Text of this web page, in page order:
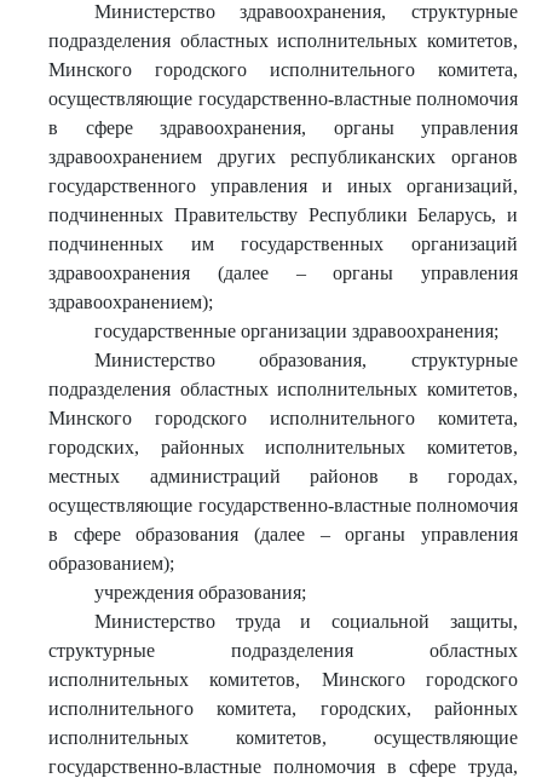
Министерство здравоохранения, структурные
подразделения областных исполнительных комитетов,
Минского городского исполнительного комитета,
осуществляющие государственно-властные полномочия
в сфере здравоохранения, органы управления
здравоохранением других республиканских органов
государственного управления и иных организаций,
подчиненных Правительству Республики Беларусь, и
подчиненных им государственных организаций
здравоохранения (далее – органы управления
здравоохранением);
государственные организации здравоохранения;
Министерство образования, структурные
подразделения областных исполнительных комитетов,
Минского городского исполнительного комитета,
городских, районных исполнительных комитетов,
местных администраций районов в городах,
осуществляющие государственно-властные полномочия
в сфере образования (далее – органы управления
образованием);
учреждения образования;
Министерство труда и социальной защиты,
структурные подразделения областных
исполнительных комитетов, Минского городского
исполнительного комитета, городских, районных
исполнительных комитетов, осуществляющие
государственно-властные полномочия в сфере труда,